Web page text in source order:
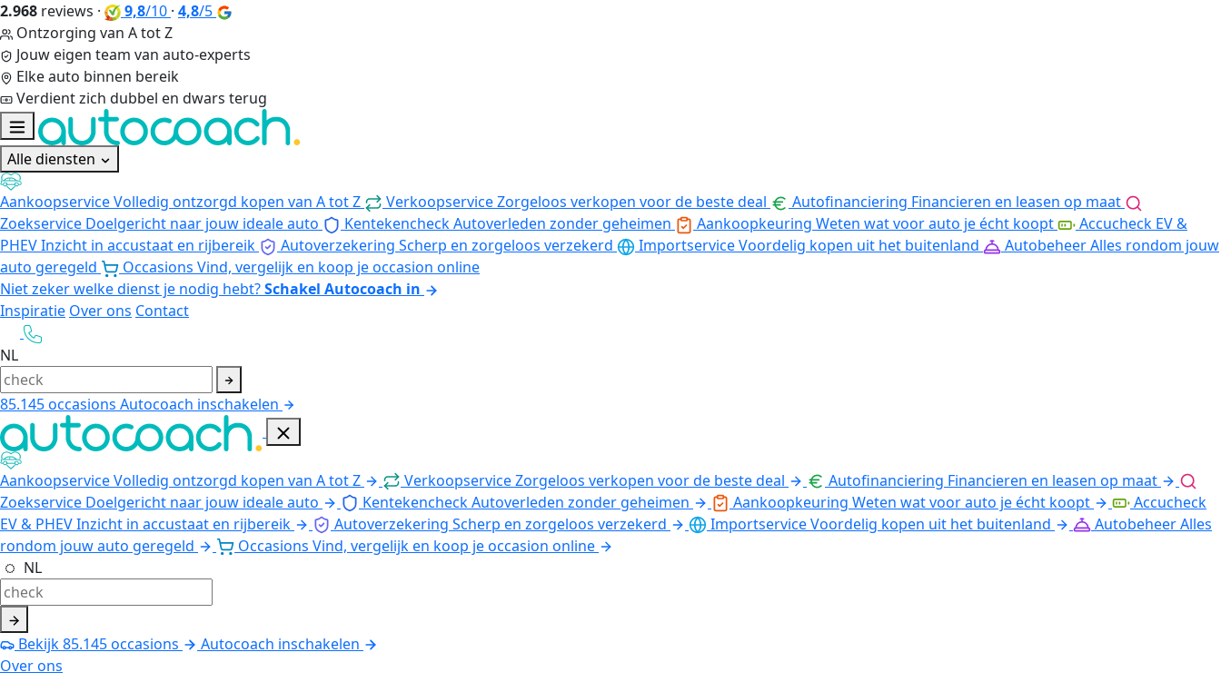
2.968 reviews · 9,8/10 · 4,8/5
Ontzorging van A tot Z
Jouw eigen team van auto-experts
Elke auto binnen bereik
Verdient zich dubbel en dwars terug
Alle diensten
AankoopserviceVolledig ontzorgd kopen van A tot Z VerkoopserviceZorgeloos verkopen voor de beste deal Autofinanciering Financieren en leasen op maat
Zoekservice Doelgericht naar jouw ideale auto KentekencheckAutoverleden zonder geheimen Aankoopkeuring Weten wat voor auto je écht koopt
Accucheck EV &
PHEVInzicht in accustaat en rijbereik Autoverzekering Scherp en zorgeloos verzekerd ImportserviceVoordelig kopen uit het buitenland AutobeheerAlles rondom jouw
auto geregeld
Occasions Vind, vergelijk en koop je occasion online
Niet zeker welke dienst je nodig hebt?Schakel Autocoach in
Inspiratie Over ons Contact
NL
85.145occasions Autocoach inschakelen
AankoopserviceVolledig ontzorgd kopen van A tot Z VerkoopserviceZorgeloos verkopen voor de beste deal Autofinanciering Financieren en leasen op maat
Zoekservice Doelgericht naar jouw ideale auto KentekencheckAutoverleden zonder geheimen Aankoopkeuring Weten wat voor auto je écht koopt
Accucheck
EV & PHEVInzicht in accustaat en rijbereik Autoverzekering Scherp en zorgeloos verzekerd ImportserviceVoordelig kopen uit het buitenland AutobeheerAlles
rondom jouw auto geregeld
Occasions Vind, vergelijk en koop je occasion online
NL
Bekijk85.145occasions
Autocoach inschakelen
Over ons